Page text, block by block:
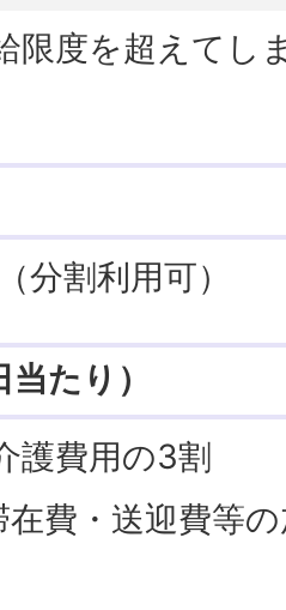
限度を超えてし
分割利用可）
たり）
護費用の3割
在費・送迎費等